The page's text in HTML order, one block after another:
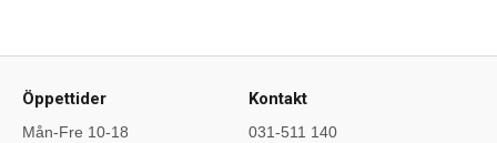
Öppettider
Mån-Fre 10-18
Kontakt
031-511 140